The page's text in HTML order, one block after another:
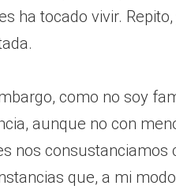
ha tocado vivir.
como no soy
aunque no con
nos consustanciamos
que, a mi